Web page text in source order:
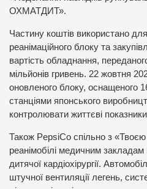
ОХМАТДИТ».
Частину коштів використано
реанімаційного блоку та
вартість обладнання,
мільйонів гривень. 22 жовтня
оновленого блоку, оснащеного
станціями японського
контролювати життєві
Також PepsiCo спільно з
реанімобілі медичним
дитячої кардіохірургії.
штучної вентиляції легень,